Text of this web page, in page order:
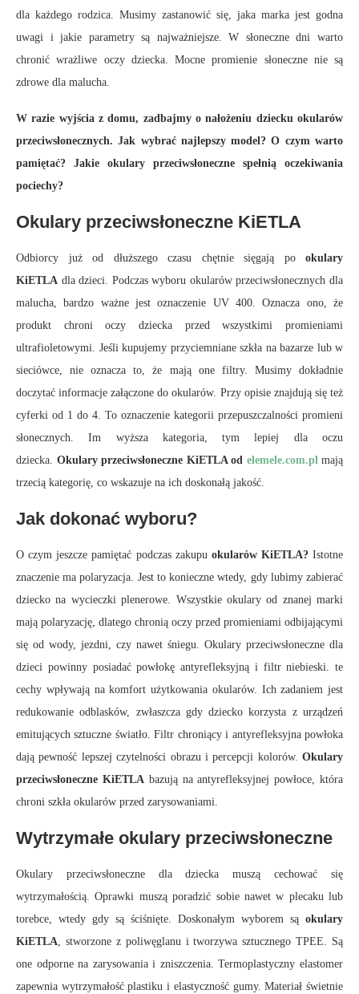
dla każdego rodzica. Musimy zastanowić się, jaka marka jest godna
uwagi i jakie parametry są najważniejsze. W słoneczne dni warto
chronić wrażliwe oczy dziecka. Mocne promienie słoneczne nie są
zdrowe dla malucha.
W razie wyjścia z domu, zadbajmy o nałożeniu dziecku okularów
przeciwsłonecznych. Jak wybrać najlepszy model? O czym warto
pamiętać? Jakie okulary przeciwsłoneczne spełnią oczekiwania
pociechy?
Okulary przeciwsłoneczne KiETLA
Odbiorcy już od dłuższego czasu chętnie sięgają po okulary
KiETLA dla dzieci. Podczas wyboru okularów przeciwsłonecznych dla
malucha, bardzo ważne jest oznaczenie UV 400. Oznacza ono, że
produkt chroni oczy dziecka przed wszystkimi promieniami
ultrafioletowymi. Jeśli kupujemy przyciemniane szkła na bazarze lub w
sieciówce, nie oznacza to, że mają one filtry. Musimy dokładnie
doczytać informacje załączone do okularów. Przy opisie znajdują się też
cyferki od 1 do 4. To oznaczenie kategorii przepuszczalności promieni
słonecznych. Im wyższa kategoria, tym lepiej dla oczu
dziecka. Okulary przeciwsłoneczne KiETLA od elemele.com.pl mają
trzecią kategorię, co wskazuje na ich doskonałą jakość.
Jak dokonać wyboru?
O czym jeszcze pamiętać podczas zakupu okularów KiETLA? Istotne
znaczenie ma polaryzacja. Jest to konieczne wtedy, gdy lubimy zabierać
dziecko na wycieczki plenerowe. Wszystkie okulary od znanej marki
mają polaryzację, dlatego chronią oczy przed promieniami odbijającymi
się od wody, jezdni, czy nawet śniegu. Okulary przeciwsłoneczne dla
dzieci powinny posiadać powłokę antyrefleksyjną i filtr niebieski. te
cechy wpływają na komfort użytkowania okularów. Ich zadaniem jest
redukowanie odblasków, zwłaszcza gdy dziecko korzysta z urządzeń
emitujących sztuczne światło. Filtr chroniący i antyrefleksyjna powłoka
dają pewność lepszej czytelności obrazu i percepcji kolorów. Okulary
przeciwsłoneczne KiETLA bazują na antyrefleksyjnej powłoce, która
chroni szkła okularów przed zarysowaniami.
Wytrzymałe okulary przeciwsłoneczne
Okulary przeciwsłoneczne dla dziecka muszą cechować się
wytrzymałością. Oprawki muszą poradzić sobie nawet w plecaku lub
torebce, wtedy gdy są ściśnięte. Doskonałym wyborem są okulary
KiETLA, stworzone z poliwęglanu i tworzywa sztucznego TPEE. Są
one odporne na zarysowania i zniszczenia. Termoplastyczny elastomer
zapewnia wytrzymałość plastiku i elastyczność gumy. Materiał świetnie